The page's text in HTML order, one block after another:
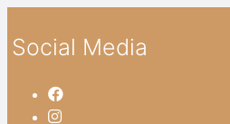
Inhalt
springen
Social Media